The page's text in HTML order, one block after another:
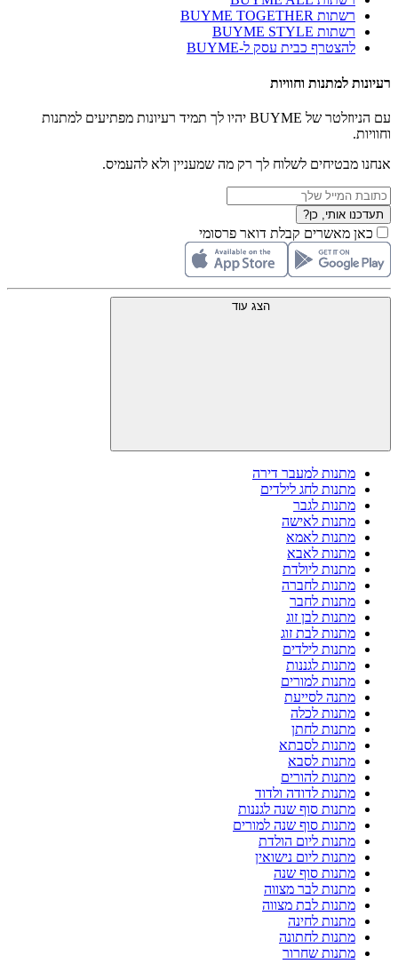
רשתות BUYME TOGETHER
רשתות BUYME STYLE
להצטרף כבית עסק ל-BUYME
רעיונות למתנות וחוויות
עם הניוזלטר של BUYME יהיו לך תמיד רעיונות מפתיעים למתנות
וחוויות.
אנחנו מבטיחים לשלוח לך רק מה שמעניין ולא להעמיס.
תעדכנו אותי, כן?
כאן מאשרים קבלת דואר פרסומי
הצג עוד
מתנות למעבר דירה
מתנות לחג לילדים
מתנות לגבר
מתנות לאישה
מתנות לאמא
מתנות לאבא
מתנות ליולדת
מתנות לחברה
מתנות לחבר
מתנות לבן זוג
מתנות לבת זוג
מתנות לילדים
מתנות לגננות
מתנות למורים
מתנה לסייעת
מתנות לכלה
מתנות לחתן
מתנות לסבתא
מתנות לסבא
מתנות להורים
מתנות לדודה ולדוד
מתנות סוף שנה לגננות
מתנות סוף שנה למורים
מתנות ליום הולדת
מתנות ליום נישואין
מתנות סוף שנה
מתנות לבר מצווה
מתנות לבת מצווה
מתנות לחינה
מתנות לחתונה
מתנות שחרור